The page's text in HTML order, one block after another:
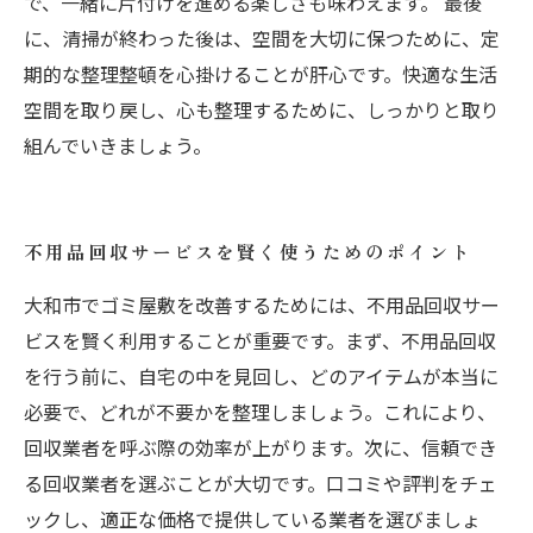
に、清掃が終わった後は、空間を大切に保つために、定
期的な整理整頓を心掛けることが肝心です。快適な生活
空間を取り戻し、心も整理するために、しっかりと取り
組んでいきましょう。
不用品回収サービスを賢く使うためのポイント
大和市でゴミ屋敷を改善するためには、不用品回収サー
ビスを賢く利用することが重要です。まず、不用品回収
を行う前に、自宅の中を見回し、どのアイテムが本当に
必要で、どれが不要かを整理しましょう。これにより、
回収業者を呼ぶ際の効率が上がります。次に、信頼でき
る回収業者を選ぶことが大切です。口コミや評判をチェ
ックし、適正な価格で提供している業者を選びましょ